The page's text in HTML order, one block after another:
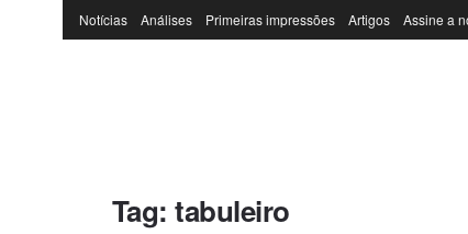
Notícias Análises Primeiras impressões Artigos Assine a
Tag:tabuleiro